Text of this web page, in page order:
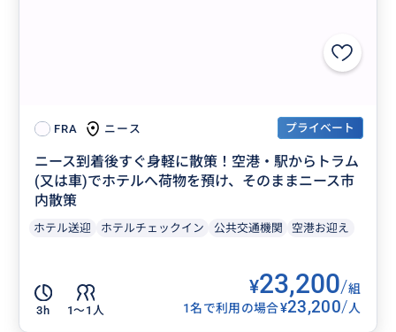
FRA ニース プライベート
ニース到着後すぐ身軽に散策！空港・駅からトラム
(又は車)でホテルへ荷物を預け、そのままニース市
内散策
ホテル送迎 ホテルチェックイン 公共交通機関 空港お迎え
3h 1〜1人
¥23,200/組
1名で利用の場合¥23,200/人